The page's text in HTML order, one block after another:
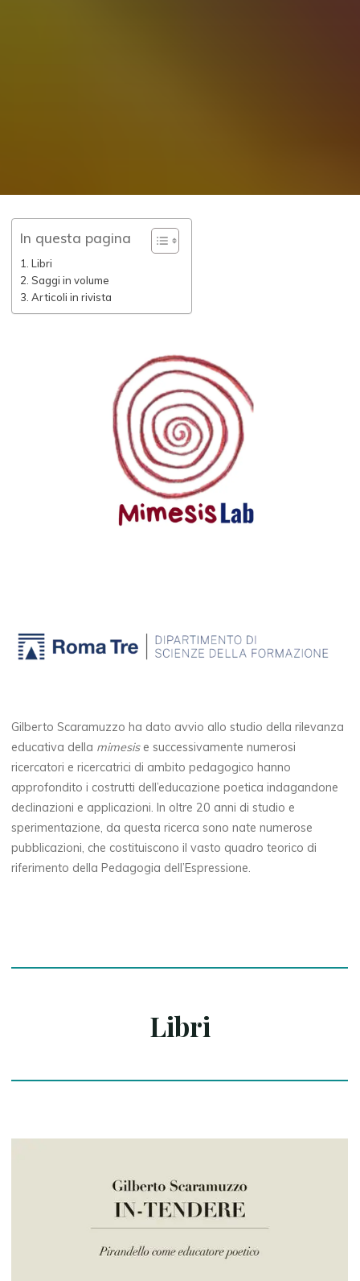
In questa pagina
Libri
Saggi in volume
Articoli in rivista
Gilberto Scaramuzzo ha dato avvio allo studio della rilevanza
educativa della mimesise successivamente numerosi
ricercatori e ricercatrici di ambito pedagogico hanno
approfondito i costrutti dell’educazione poetica indagandone
declinazioni e applicazioni. In oltre 20 anni di studio e
sperimentazione, da questa ricerca sono nate numerose
pubblicazioni, che costituiscono il vasto quadro teorico di
riferimento della Pedagogia dell’Espressione.
Libri